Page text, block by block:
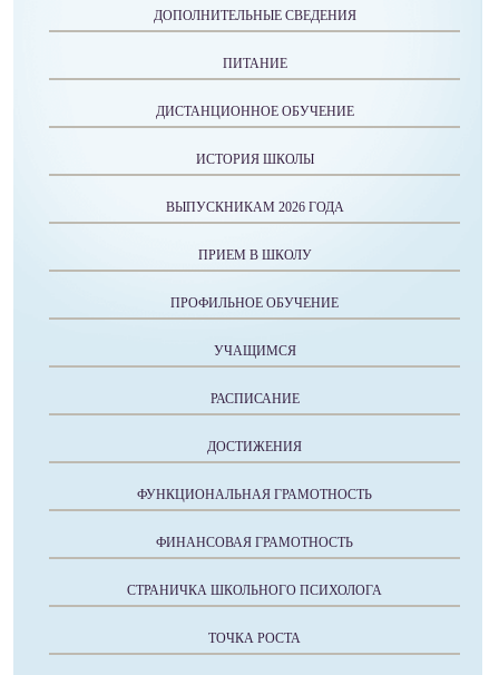
ДОПОЛНИТЕЛЬНЫЕ СВЕДЕНИЯ
ПИТАНИЕ
ДИСТАНЦИОННОЕ ОБУЧЕНИЕ
ИСТОРИЯ ШКОЛЫ
ВЫПУСКНИКАМ 2026 ГОДА
ПРИЕМ В ШКОЛУ
ПРОФИЛЬНОЕ ОБУЧЕНИЕ
УЧАЩИМСЯ
РАСПИСАНИЕ
ДОСТИЖЕНИЯ
ФУНКЦИОНАЛЬНАЯ ГРАМОТНОСТЬ
ФИНАНСОВАЯ ГРАМОТНОСТЬ
СТРАНИЧКА ШКОЛЬНОГО ПСИХОЛОГА
ТОЧКА РОСТА